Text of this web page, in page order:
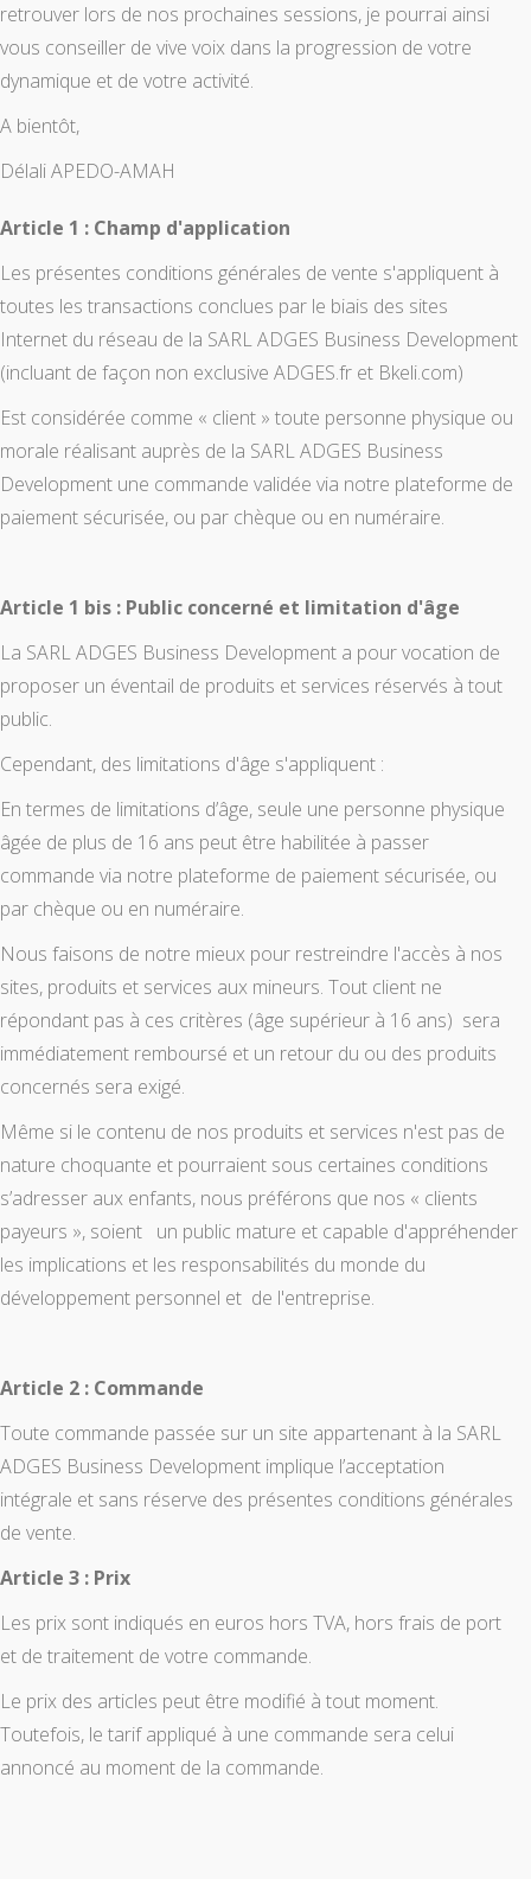
retrouver lors de nos prochaines sessions, je pourrai ainsi
vous conseiller de vive voix dans la progression de votre
dynamique et de votre activité.
A bientôt,
Délali APEDO-AMAH
Article 1 : Champ d'application
Les présentes conditions générales de vente s'appliquent à
toutes les transactions conclues par le biais des sites
Internet du réseau de la SARL ADGES Business Development
(incluant de façon non exclusive ADGES.fr et Bkeli.com)
Est considérée comme « client » toute personne physique ou
morale réalisant auprès de la SARL ADGES Business
Development une commande validée via notre plateforme de
paiement sécurisée, ou par chèque ou en numéraire.
Article 1 bis : Public concerné et limitation d'âge
La SARL ADGES Business Development a pour vocation de
proposer un éventail de produits et services réservés à tout
public.
Cependant, des limitations d'âge s'appliquent :
En termes de limitations d’âge, seule une personne physique
âgée de plus de 16 ans peut être habilitée à passer
commande via notre plateforme de paiement sécurisée, ou
par chèque ou en numéraire.
Nous faisons de notre mieux pour restreindre l'accès à nos
sites, produits et services aux mineurs. Tout client ne
répondant pas à ces critères (âge supérieur à 16 ans) sera
immédiatement remboursé et un retour du ou des produits
concernés sera exigé.
Même si le contenu de nos produits et services n'est pas de
nature choquante et pourraient sous certaines conditions
s’adresser aux enfants, nous préférons que nos « clients
payeurs », soient un public mature et capable d'appréhender
les implications et les responsabilités du monde du
développement personnel et de l'entreprise.
Article 2 : Commande
Toute commande passée sur un site appartenant à la SARL
ADGES Business Development implique l’acceptation
intégrale et sans réserve des présentes conditions générales
de vente.
Article 3 : Prix
Les prix sont indiqués en euros hors TVA, hors frais de port
et de traitement de votre commande.
Le prix des articles peut être modifié à tout moment.
Toutefois, le tarif appliqué à une commande sera celui
annoncé au moment de la commande.